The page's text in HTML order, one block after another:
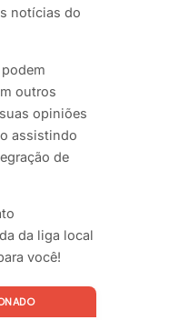
notícias do
outros
opiniões
assistindo
de
da liga local
você!